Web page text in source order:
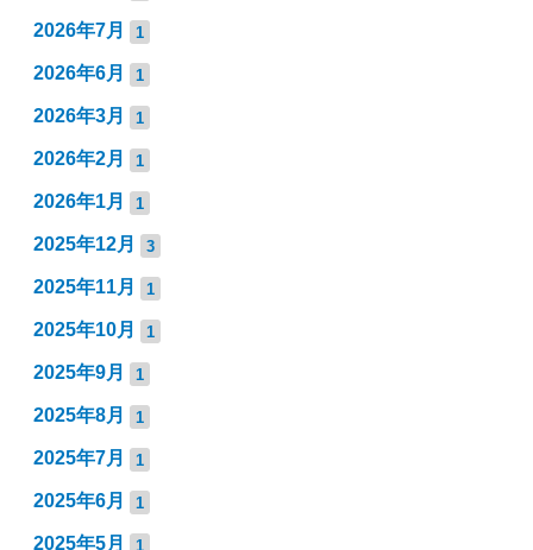
2026年7月 1
2026年6月 1
2026年3月 1
2026年2月 1
2026年1月 1
2025年12月 3
2025年11月 1
2025年10月 1
2025年9月 1
2025年8月 1
2025年7月 1
2025年6月 1
2025年5月 1